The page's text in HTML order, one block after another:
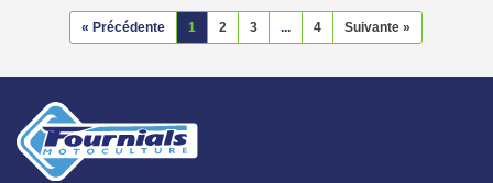
« Précédente 1 2 3 ... 4 Suivante »